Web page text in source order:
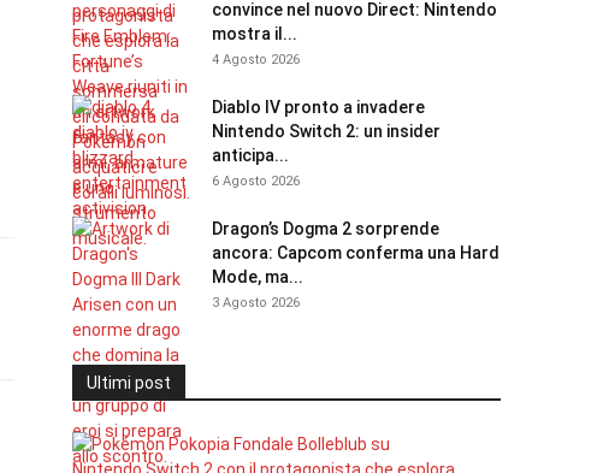
convince nel nuovo Direct: Nintendo
mostra il...
4 Agosto 2026
Diablo IV pronto a invadere
Nintendo Switch 2: un insider
anticipa...
6 Agosto 2026
Dragon’s Dogma 2 sorprende
ancora: Capcom conferma una Hard
Mode, ma...
3 Agosto 2026
Ultimi post